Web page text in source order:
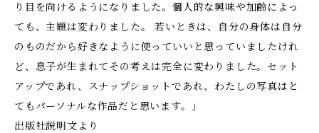
り目を向けるようになりました。個人的な興味や加齢によっ
ても、主題は変わりました。 若いときは、自分の身体は自分
のものだから好きなように使っていいと思っていましたけれ
ど、息子が生まれてその考えは完全に変わりました。セット
アップであれ、スナップショットであれ、わたしの写真はと
てもパーソナルな作品だと思います。」
出版社説明文より